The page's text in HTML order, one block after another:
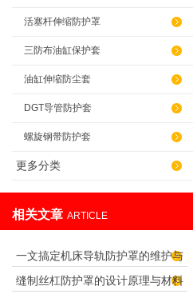
活塞杆伸缩防护罩
三防布油缸保护套
油缸伸缩防尘套
DGT导管防护套
螺旋钢带防护套
更多分类
相关文章 ARTICLE
一文搞定机床导轨防护罩的维护与
保养要点
缝制丝杠防护罩的设计原理与材料